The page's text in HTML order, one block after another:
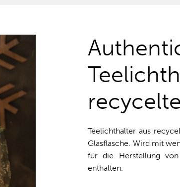
Teelichthalter aus
Glasflasche. Wird mit
für die Herstellung
enthalten.